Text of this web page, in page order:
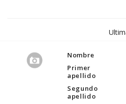
Nombre
Primer
apellido
Segundo
apellido